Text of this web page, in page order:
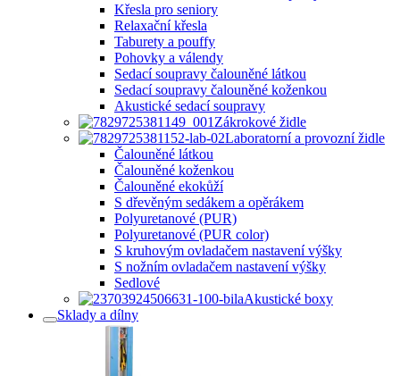
Křesla pro seniory
Relaxační křesla
Taburety a pouffy
Pohovky a válendy
Sedací soupravy čalouněné látkou
Sedací soupravy čalouněné koženkou
Akustické sedací soupravy
Zákrokové židle
Laboratorní a provozní židle
Čalouněné látkou
Čalouněné koženkou
Čalouněné ekokůží
S dřevěným sedákem a opěrákem
Polyuretanové (PUR)
Polyuretanové (PUR color)
S kruhovým ovladačem nastavení výšky
S nožním ovladačem nastavení výšky
Sedlové
Akustické boxy
Sklady a dílny